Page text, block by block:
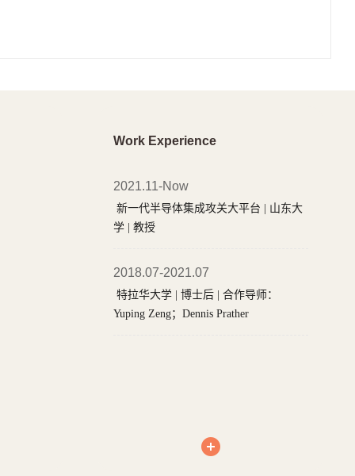
Work Experience
2021.11-Now
新一代半导体集成攻关大平台 | 山东大
学 | 教授
2018.07-2021.07
特拉华大学 | 博士后 | 合作导师：
Yuping Zeng；Dennis Prather